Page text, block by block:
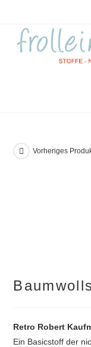
springen
Vorheriges
Retro Robert
Ein Basicstoff der